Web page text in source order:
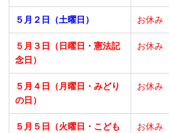
５月２日（土曜日） お休み
５月３日（日曜日・憲法記
念日）
お休み
５月４日（月曜日・みどり
の日）
お休み
５月５日（火曜日・こども
お休み